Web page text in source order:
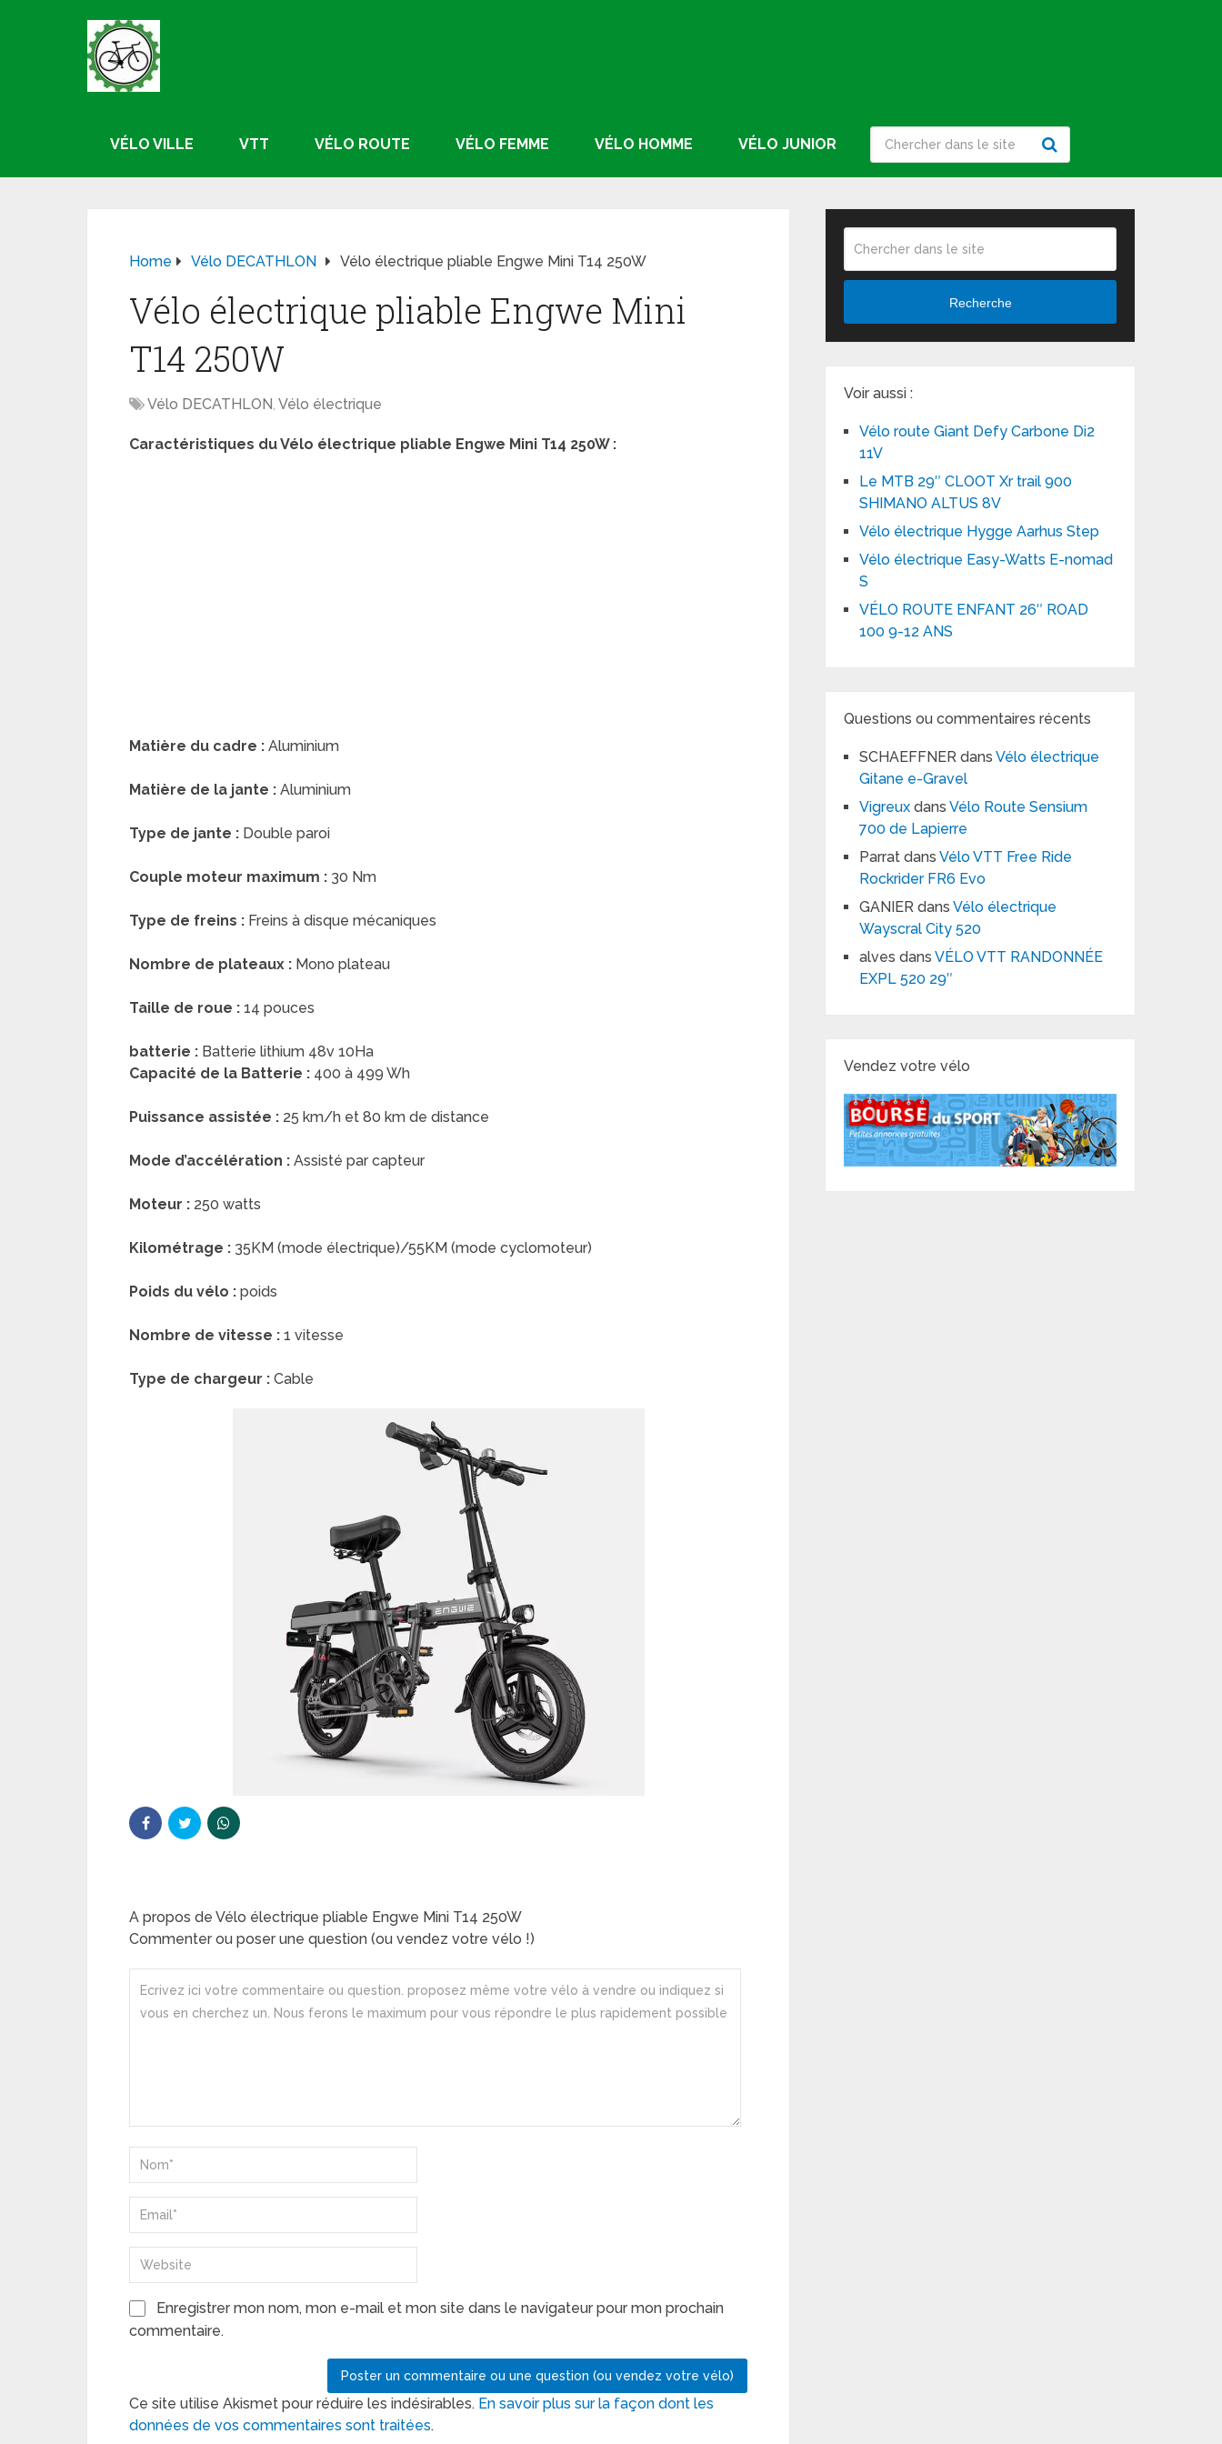
VÉLO VILLE VTT VÉLO ROUTE VÉLO FEMME VÉLO HOMME VÉLO JUNIOR
Home Vélo DECATHLON Vélo électrique pliable Engwe Mini T14 250W
Vélo électrique pliable Engwe Mini
T14 250W
Vélo DECATHLON, Vélo électrique
Caractéristiques du Vélo électrique pliable Engwe Mini T14 250W :
Matière du cadre : Aluminium
Matière de la jante : Aluminium
Type de jante : Double paroi
Couple moteur maximum : 30 Nm
Type de freins : Freins à disque mécaniques
Nombre de plateaux : Mono plateau
Taille de roue : 14 pouces
batterie : Batterie lithium 48v 10Ha
Capacité de la Batterie : 400 à 499 Wh
Puissance assistée : 25 km/h et 80 km de distance
Mode d’accélération : Assisté par capteur
Moteur : 250 watts
Kilométrage : 35KM (mode électrique)/55KM (mode cyclomoteur)
Poids du vélo : poids
Nombre de vitesse : 1 vitesse
Type de chargeur : Cable
A propos de Vélo électrique pliable Engwe Mini T14 250W
Commenter ou poser une question (ou vendez votre vélo !)
Enregistrer mon nom, mon e-mail et mon site dans le navigateur pour mon prochain
commentaire.
Ce site utilise Akismet pour réduire les indésirables. En savoir plus sur la façon dont les
données de vos commentaires sont traitées.
Recherche
Voir aussi :
Vélo route Giant Defy Carbone Di2
11V
Le MTB 29″ CLOOT Xr trail 900
SHIMANO ALTUS 8V
Vélo électrique Hygge Aarhus Step
Vélo électrique Easy-Watts E-nomad
S
VÉLO ROUTE ENFANT 26″ ROAD
100 9-12 ANS
Questions ou commentaires récents
SCHAEFFNER dansVélo électrique
Gitane e-Gravel
Vigreux dansVélo Route Sensium
700 de Lapierre
Parrat dansVélo VTT Free Ride
Rockrider FR6 Evo
GANIER dansVélo électrique
Wayscral City 520
alves dansVÉLO VTT RANDONNÉE
EXPL 520 29″
Vendez votre vélo